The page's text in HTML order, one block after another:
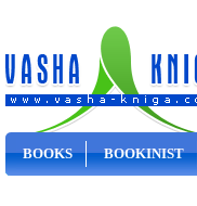
BOOKS BOOKINIST